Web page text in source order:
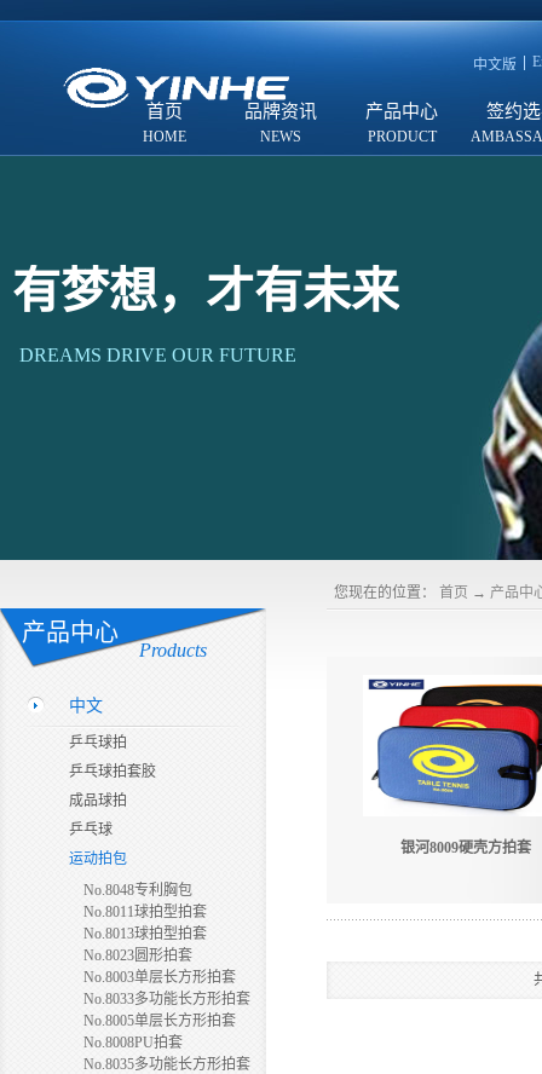
中文版
首页 品牌资讯 产品中心 签约
有梦想，才有未来
DREAMS DRIVE OUR FUTURE
产品中心
Products
中文
乒乓球拍
乒乓球拍套胶
成品球拍
乒乓球
运动拍包
No.8048专利胸包
No.8011球拍型拍套
No.8013球拍型拍套
No.8023圆形拍套
No.8003单层长方形拍套
No.8033多功能长方形拍套
No.8005单层长方形拍套
No.8008PU拍套
No.8035多功能长方形拍套
您现在的位置： 首页 → 产品中
银河8009硬壳方拍套